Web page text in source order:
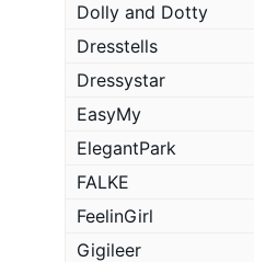
Dolly and Dotty
Dresstells
Dressystar
EasyMy
ElegantPark
FALKE
FeelinGirl
Gigileer